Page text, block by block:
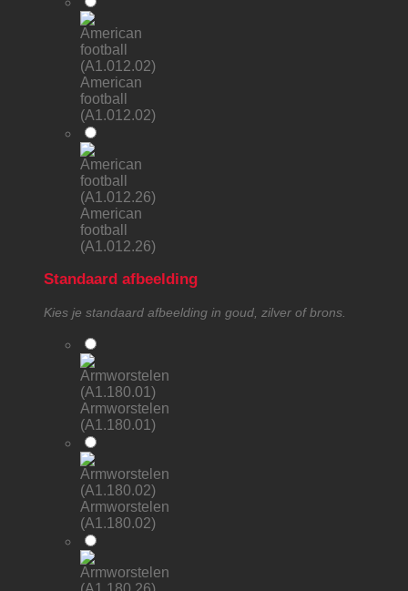
American
football
(A1.012.02)
American
football
(A1.012.26)
Standaard afbeelding
Kies je standaard afbeelding in goud, zilver of brons.
Armworstelen
(A1.180.01)
Armworstelen
(A1.180.02)